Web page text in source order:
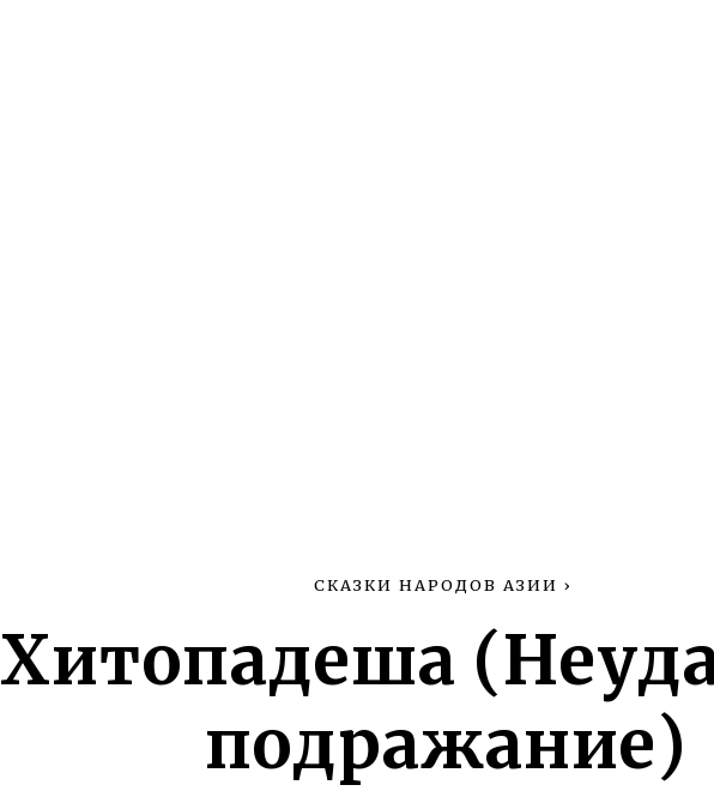
СКАЗКИ НАРОДОВ АЗИИ ›
Хитопадеша
подражание)